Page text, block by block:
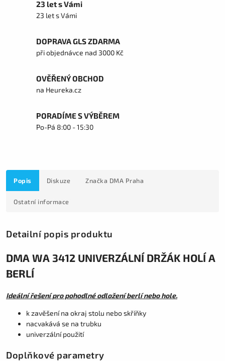
23 let s Vámi
23 let s Vámi
DOPRAVA GLS ZDARMA
při objednávce nad 3000 Kč
OVĚŘENÝ OBCHOD
na Heureka.cz
PORADÍME S VÝBĚREM
Po-Pá 8:00 - 15:30
Popis Diskuze Značka DMA Praha
Ostatní informace
Detailní popis produktu
DMA WA 3412 UNIVERZÁLNÍ DRŽÁK HOLÍ A
BERLÍ
Ideální řešení pro pohodlné odložení berlí nebo hole.
k zavěšení na okraj stolu nebo skříňky
nacvakává se na trubku
univerzální použití
Doplňkové parametry